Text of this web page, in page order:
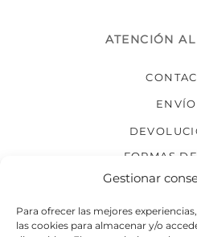
Gestionar
Para ofrecer las mejores
las cookies para almacenar y/o
ATENCIÓN
FORMAS